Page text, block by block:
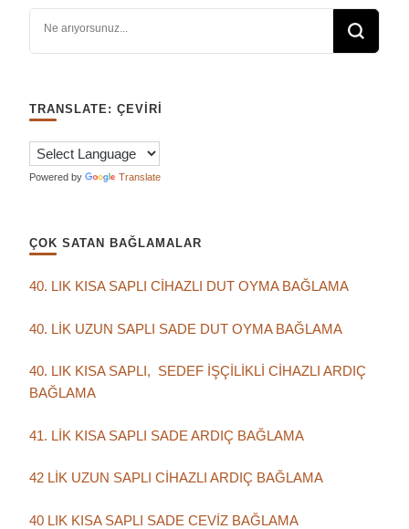
TRANSLATE: ÇEVIRI
Powered by Translate
ÇOK SATAN BAĞLAMALAR
40. LIK KISA SAPLI CİHAZLI DUT OYMA BAĞLAMA
40. LİK UZUN SAPLI SADE DUT OYMA BAĞLAMA
40. LIK KISA SAPLI, SEDEF İŞÇİLİKLİ CİHAZLI ARDIÇ
BAĞLAMA
41. LİK KISA SAPLI SADE ARDIÇ BAĞLAMA
42 LİK UZUN SAPLI CİHAZLI ARDIÇ BAĞLAMA
40 LIK KISA SAPLI SADE CEVİZ BAĞLAMA